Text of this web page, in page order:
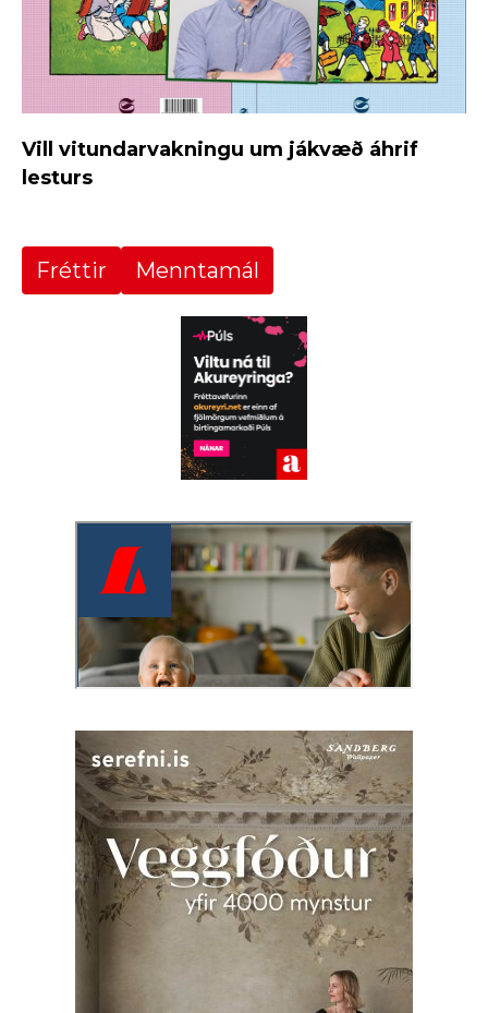
Vill vitundarvakningu um jákvæð áhrif
lesturs
Fréttir Menntamál